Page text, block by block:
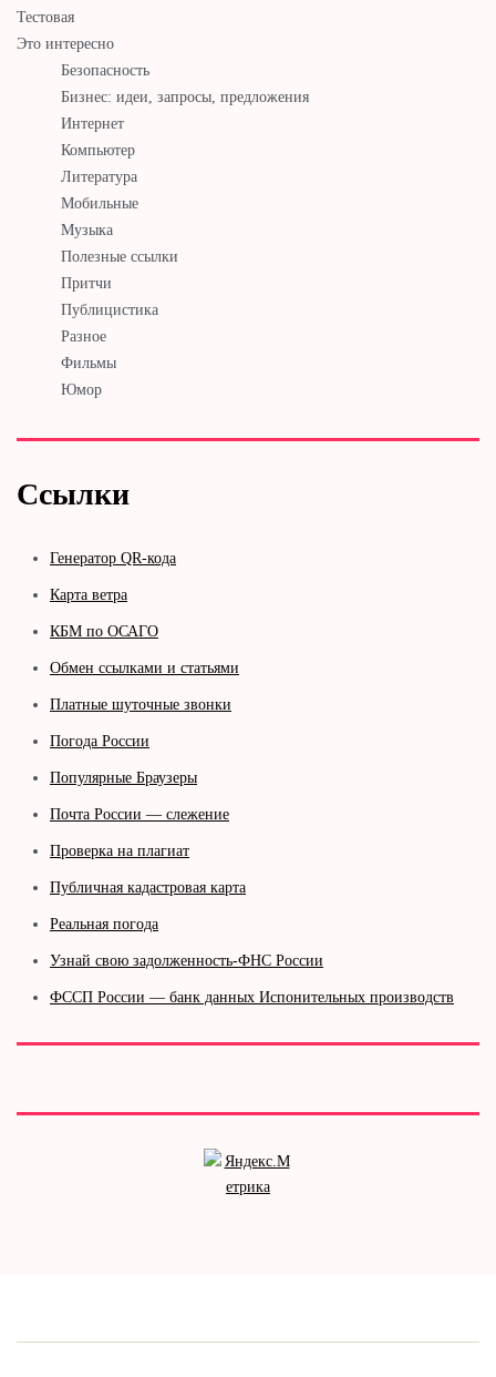
Тестовая
Это интересно
Безопасность
Бизнес: идеи, запросы, предложения
Интернет
Компьютер
Литература
Мобильные
Музыка
Полезные ссылки
Притчи
Публицистика
Разное
Фильмы
Юмор
Ссылки
Генератор QR-кода
Карта ветра
КБМ по ОСАГО
Обмен ссылками и статьями
Платные шуточные звонки
Погода России
Популярные Браузеры
Почта России — слежение
Проверка на плагиат
Публичная кадастровая карта
Реальная погода
Узнай свою задолженность-ФНС России
ФССП России — банк данных Испонительных производств